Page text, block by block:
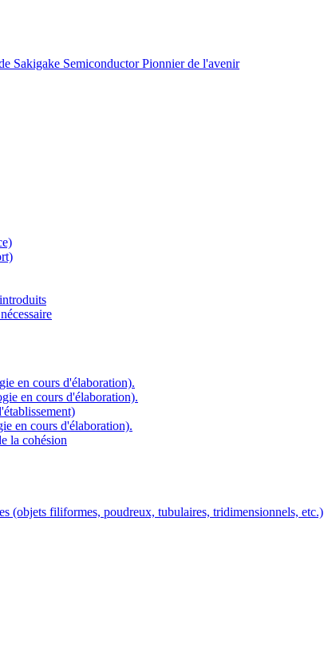
Pionnier de l'avenir
en cours d'élaboration).
en cours d'élaboration).
en cours d'élaboration).
la cohésion
(objets filiformes, poudreux, tubulaires, tridimensionnels, etc.)